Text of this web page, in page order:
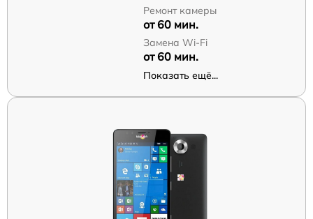
Ремонт камеры
от 60 мин.
Замена Wi-Fi
от 60 мин.
Показать ещё...